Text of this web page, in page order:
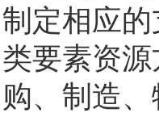
制定相应
类要素资
购、制造